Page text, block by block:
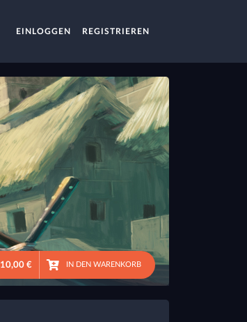
EINLOGGEN REGISTRIEREN
10,00 € IN DEN WARENKORB